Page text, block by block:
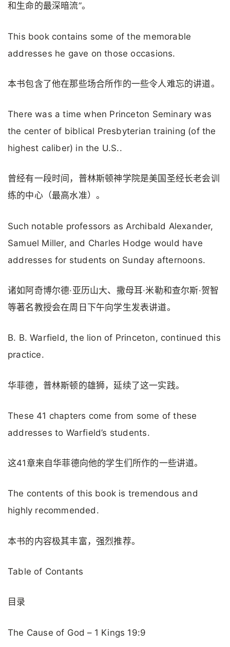
和生命的最深暗流”。
This book contains some of the memorable
addresses he gave on those occasions.
本书包含了他在那些场合所作的一些令人难忘的讲道。
There was a time when Princeton Seminary was
the center of biblical Presbyterian training (of the
highest caliber) in the U.S..
曾经有一段时间，普林斯顿神学院是美国圣经长老会训
练的中心（最高水准）。
Such notable professors as Archibald Alexander,
Samuel Miller, and Charles Hodge would have
addresses for students on Sunday afternoons.
诸如阿奇博尔德·亚历山大、撒母耳·米勒和查尔斯·贺智
等著名教授会在周日下午向学生发表讲道。
B. B. Warfield, the lion of Princeton, continued this
practice.
华菲德，普林斯顿的雄狮，延续了这一实践。
These 41 chapters come from some of these
addresses to Warfield’s students.
这41章来自华菲德向他的学生们所作的一些讲道。
The contents of this book is tremendous and
highly recommended.
本书的内容极其丰富，强烈推荐。
Table of Contants
目录
The Cause of God – 1 Kings 19:9